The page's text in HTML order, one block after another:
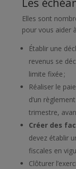
Elles sont
pour vous aider
Établir une
revenus se
limite fixée ;
Réaliser le
d’un
trimestre,
Créer des
devez établir
fiscales en
Clôturer